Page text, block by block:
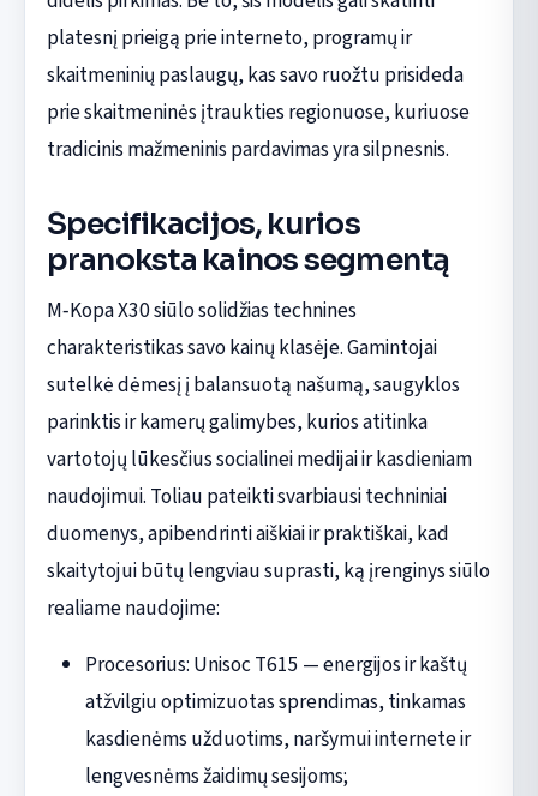
platesnį prieigą prie interneto, programų ir
skaitmeninių paslaugų, kas savo ruožtu prisideda
prie skaitmeninės įtraukties regionuose, kuriuose
tradicinis mažmeninis pardavimas yra silpnesnis.
Specifikacijos, kurios
pranoksta kainos segmentą
M‑Kopa X30 siūlo solidžias technines
charakteristikas savo kainų klasėje. Gamintojai
sutelkė dėmesį į balansuotą našumą, saugyklos
parinktis ir kamerų galimybes, kurios atitinka
vartotojų lūkesčius socialinei medijai ir kasdieniam
naudojimui. Toliau pateikti svarbiausi techniniai
duomenys, apibendrinti aiškiai ir praktiškai, kad
skaitytojui būtų lengviau suprasti, ką įrenginys siūlo
realiame naudojime:
Procesorius: Unisoc T615 — energijos ir kaštų
atžvilgiu optimizuotas sprendimas, tinkamas
kasdienėms užduotims, naršymui internete ir
lengvesnėms žaidimų sesijoms;